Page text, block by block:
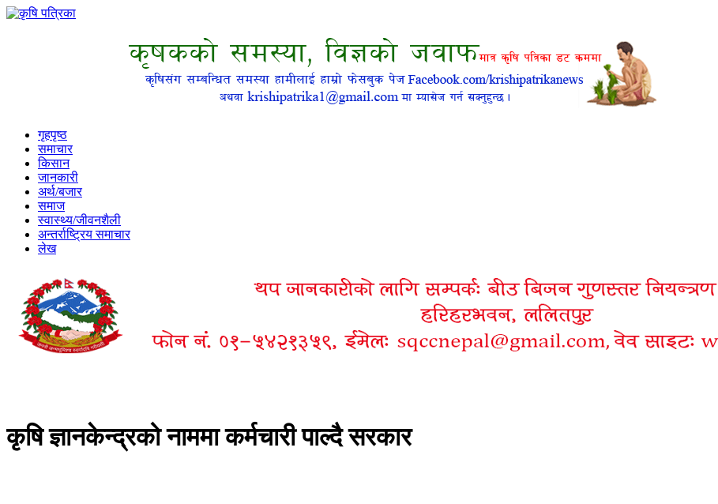
गृहपृष्ठ
समाचार
किसान
जानकारी
अर्थ/बजार
समाज
स्वास्थ्य/जीवनशैली
अन्तर्राष्ट्रिय समाचार
लेख
कृषि ज्ञानकेन्द्रको नाममा कर्मचारी पाल्दै सरकार